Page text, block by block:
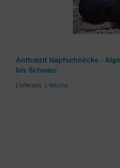
Anthrazit Napfschnecke -
bis Schwarz
Lieferzeit: 1 Woche